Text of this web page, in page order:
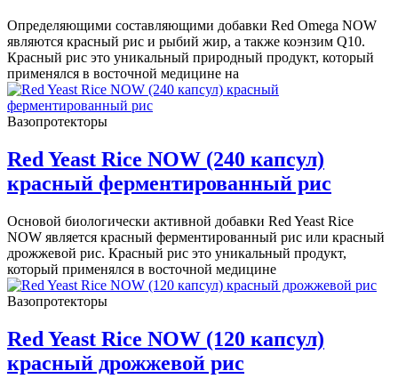
Определяющими составляющими добавки Red Omega NOW
являются красный рис и рыбий жир, а также коэнзим Q10.
Красный рис это уникальный природный продукт, который
применялся в восточной медицине на
Вазопротекторы
Red Yeast Rice NOW (240 капсул)
красный ферментированный рис
Основой биологически активной добавки Red Yeast Rice
NOW является красный ферментированный рис или красный
дрожжевой рис. Красный рис это уникальный продукт,
который применялся в восточной медицине
Вазопротекторы
Red Yeast Rice NOW (120 капсул)
красный дрожжевой рис